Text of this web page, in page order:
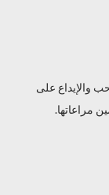
والإيداع على